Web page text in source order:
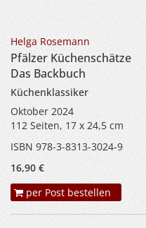
Helga Rosemann
Pfälzer Küchenschätze
Das Backbuch
Küchenklassiker
Oktober 2024
112 Seiten, 17 x 24,5 cm
ISBN 978-3-8313-3024-9
16,90 €
per Post bestellen